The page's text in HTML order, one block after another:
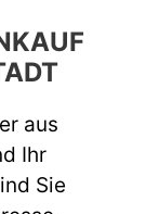
aus
Ihr
Sie